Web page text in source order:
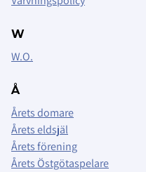
W
W.O.
Å
Årets domare
Årets eldsjäl
Årets förening
Årets Östgötaspelare